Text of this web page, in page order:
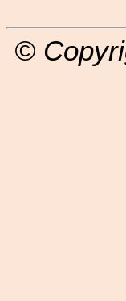
©